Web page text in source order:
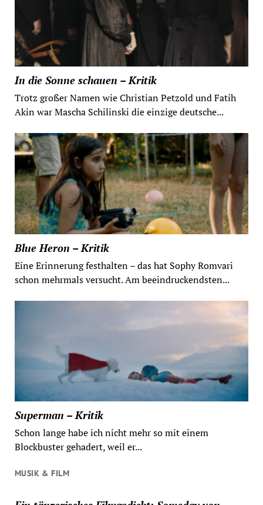
In die Sonne schauen – Kritik
Trotz großer Namen wie Christian Petzold und Fatih
Akin war Mascha Schilinski die einzige deutsche...
Blue Heron – Kritik
Eine Erinnerung festhalten – das hat Sophy Romvari
schon mehrmals versucht. Am beeindruckendsten...
Superman – Kritik
Schon lange habe ich nicht mehr so mit einem
Blockbuster gehadert, weil er...
MUSIK & FILM